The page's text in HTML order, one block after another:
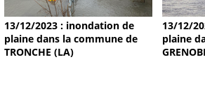
13/12/2023 : inondation de
plaine dans la commune de
TRONCHE (LA)
13/12/
plaine